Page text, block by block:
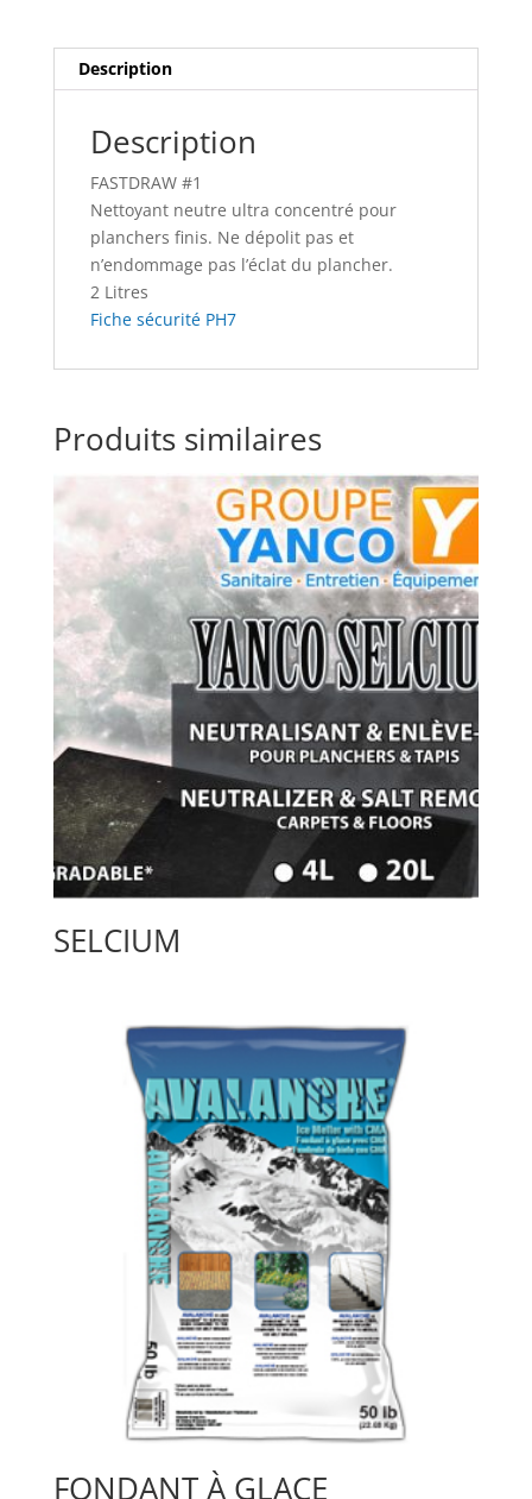
Description
Description
FASTDRAW #1
Nettoyant neutre ultra concentré pour
planchers finis. Ne dépolit pas et
n’endommage pas l’éclat du plancher.
2 Litres
Fiche sécurité PH7
Produits similaires
SELCIUM
FONDANT À GLACE